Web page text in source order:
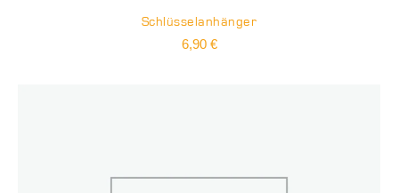
Schlüsselanhänger
6,90 €